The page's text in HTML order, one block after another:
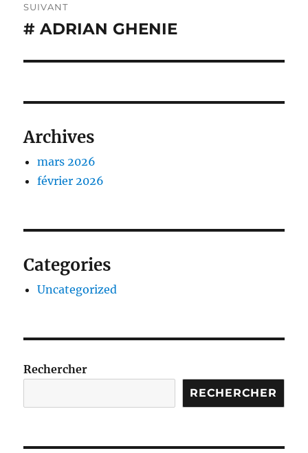
SUIVANT
Publication
# ADRIAN GHENIE
Archives
mars 2026
février 2026
Categories
Uncategorized
Rechercher
RECHERCHER